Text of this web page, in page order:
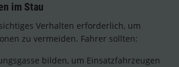
im Stau
Verhalten erforderlich, um
zu vermeiden. Fahrer sollten:
bilden, um Einsatzfahrzeugen